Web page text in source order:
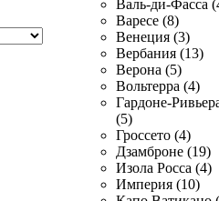
Валь-ди-Фасса
Варесе (8)
Венеция (3)
Вербания (13)
Верона (5)
Вольтерра (4)
Гардоне-
(5)
Гроссето (4)
Дзамброне (19)
Изола Росса (4)
Империя (10)